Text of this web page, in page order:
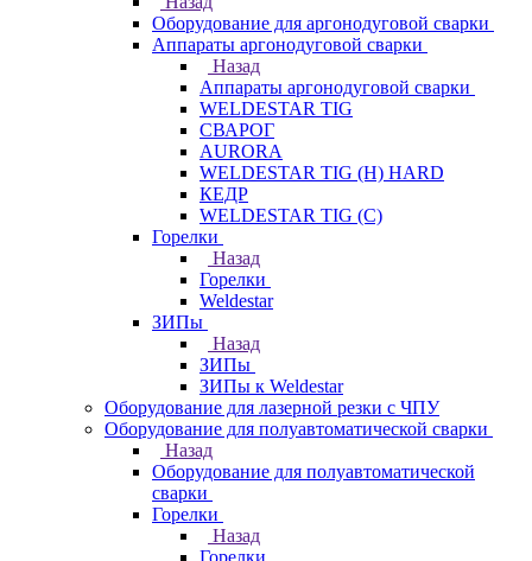
Оборудование для аргонодуговой сварки
Аппараты аргонодуговой сварки
Назад
Аппараты аргонодуговой сварки
WELDESTAR TIG
СВАРОГ
AURORA
WELDESTAR TIG (H) HARD
КЕДР
WELDESTAR TIG (С)
Горелки
Назад
Горелки
Weldestar
ЗИПы
Назад
ЗИПы
ЗИПы к Weldestar
Оборудование для лазерной резки с ЧПУ
Оборудование для полуавтоматической сварки
Назад
Оборудование для полуавтоматической
сварки
Горелки
Назад
Горелки